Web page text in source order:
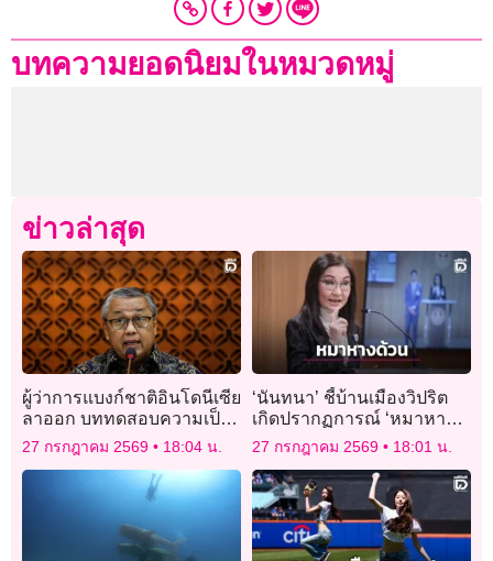
บทความยอดนิยมในหมวดหมู่
ข่าวล่าสุด
ผู้ว่าการแบงก์ชาติอินโดนีเซีย
ลาออก บททดสอบความเป็น
อิสระของนโยบายการเงิน
27 กรกฎาคม 2569 18:04 น.
‘นันทนา’ ชี้บ้านเมืองวิปริต
เกิดปรากฏการณ์ ‘หมาหาง
ด้วน’ หลังปมโกง สว.จุดติด
27 กรกฎาคม 2569 18:01 น.